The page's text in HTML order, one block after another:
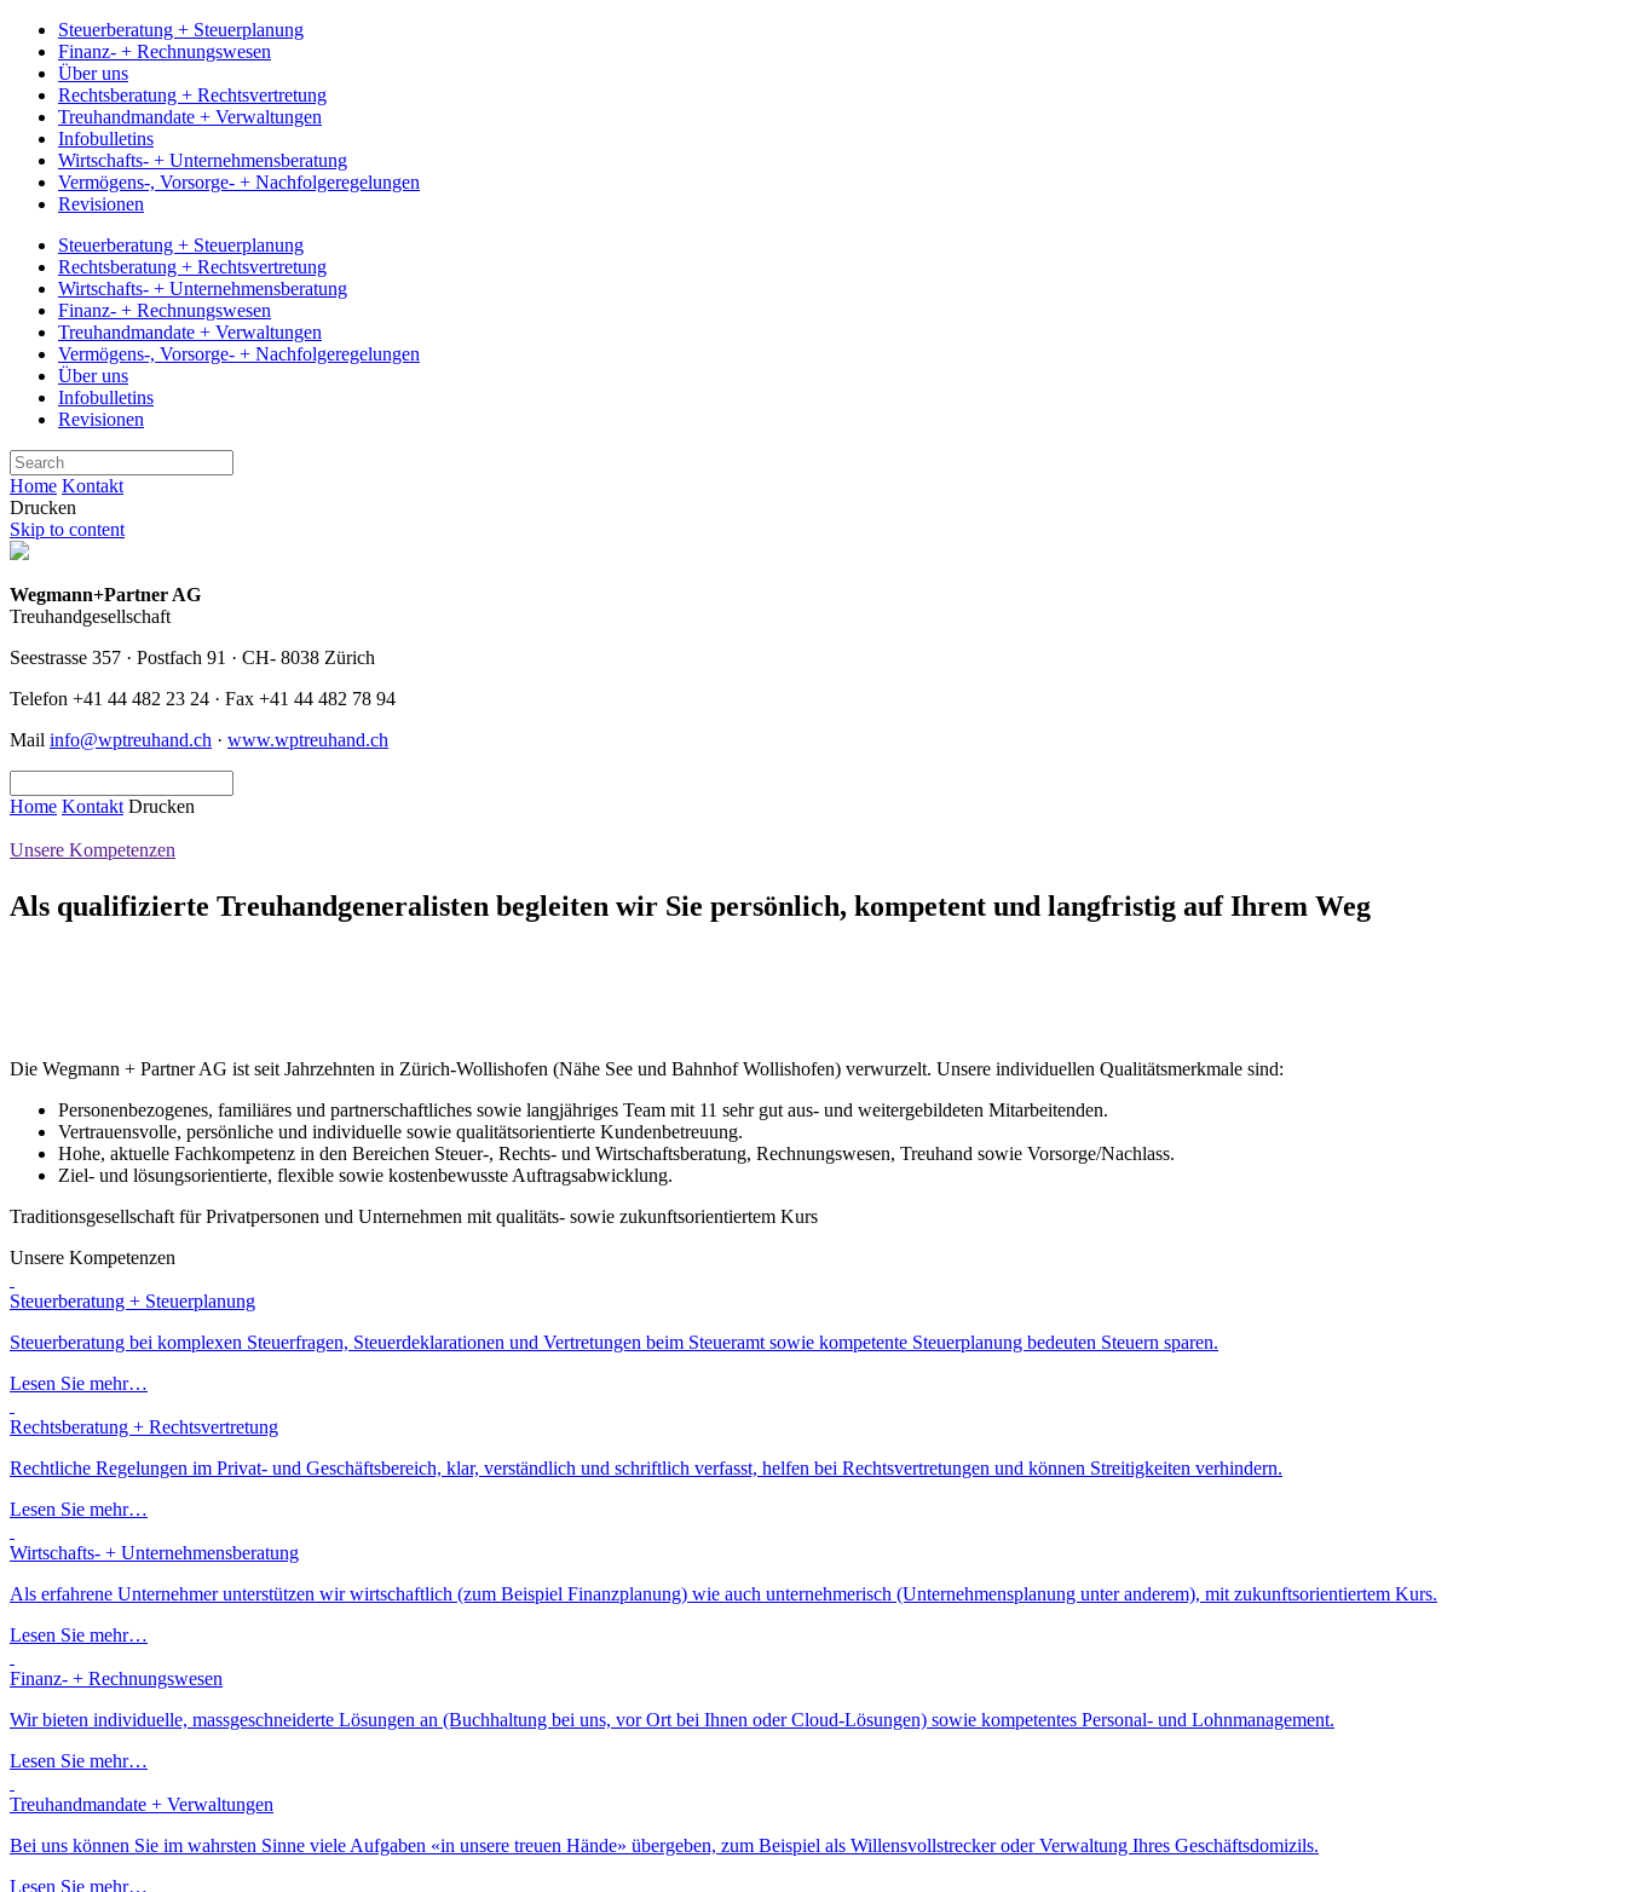
Steuerberatung + Steuerplanung
Finanz- + Rechnungswesen
Über uns
Rechtsberatung + Rechtsvertretung
Treuhandmandate + Verwaltungen
Infobulletins
Wirtschafts- + Unternehmensberatung
Vermögens-, Vorsorge- + Nachfolgeregelungen
Revisionen
Steuerberatung + Steuerplanung
Rechtsberatung + Rechtsvertretung
Wirtschafts- + Unternehmensberatung
Finanz- + Rechnungswesen
Treuhandmandate + Verwaltungen
Vermögens-, Vorsorge- + Nachfolgeregelungen
Über uns
Infobulletins
Revisionen
Home Kontakt
Drucken
Skip to content
Wegmann+Partner AG
Treuhandgesellschaft
Seestrasse 357 · Postfach 91 · CH- 8038 Zürich
Telefon +41 44 482 23 24 · Fax +41 44 482 78 94
Mail info@wptreuhand.ch · www.wptreuhand.ch
Home Kontakt Drucken
Unsere Kompetenzen
Als qualifizierte Treuhandgeneralisten begleiten wir Sie persönlich, kompetent und langfristig auf Ihrem Weg
Die Wegmann + Partner AG ist seit Jahrzehnten in Zürich-Wollishofen (Nähe See und Bahnhof Wollishofen) verwurzelt. Unsere individuellen Qualitätsmerkmale sind:
Personenbezogenes, familiäres und partnerschaftliches sowie langjähriges Team mit 11 sehr gut aus- und weitergebildeten Mitarbeitenden.
Vertrauensvolle, persönliche und individuelle sowie qualitätsorientierte Kundenbetreuung.
Hohe, aktuelle Fachkompetenz in den Bereichen Steuer-, Rechts- und Wirtschaftsberatung, Rechnungswesen, Treuhand sowie Vorsorge/Nachlass.
Ziel- und lösungsorientierte, flexible sowie kostenbewusste Auftragsabwicklung.
Traditionsgesellschaft für Privatpersonen und Unternehmen mit qualitäts- sowie zukunftsorientiertem Kurs
Unsere Kompetenzen
Steuerberatung + Steuerplanung
Steuerberatung bei komplexen Steuerfragen, Steuerdeklarationen und Vertretungen beim Steueramt sowie kompetente Steuerplanung bedeuten Steuern sparen.
Lesen Sie mehr…
Rechtsberatung + Rechtsvertretung
Rechtliche Regelungen im Privat- und Geschäftsbereich, klar, verständlich und schriftlich verfasst, helfen bei Rechtsvertretungen und können Streitigkeiten verhindern.
Lesen Sie mehr…
Wirtschafts- + Unternehmensberatung
Als erfahrene Unternehmer unterstützen wir wirtschaftlich (zum Beispiel Finanzplanung) wie auch unternehmerisch (Unternehmensplanung unter anderem), mit zukunftsorientiertem Kurs.
Lesen Sie mehr…
Finanz- + Rechnungswesen
Wir bieten individuelle, massgeschneiderte Lösungen an (Buchhaltung bei uns, vor Ort bei Ihnen oder Cloud-Lösungen) sowie kompetentes Personal- und Lohnmanagement.
Lesen Sie mehr…
Treuhandmandate + Verwaltungen
Bei uns können Sie im wahrsten Sinne viele Aufgaben «in unsere treuen Hände» übergeben, zum Beispiel als Willensvollstrecker oder Verwaltung Ihres Geschäftsdomizils.
Lesen Sie mehr…